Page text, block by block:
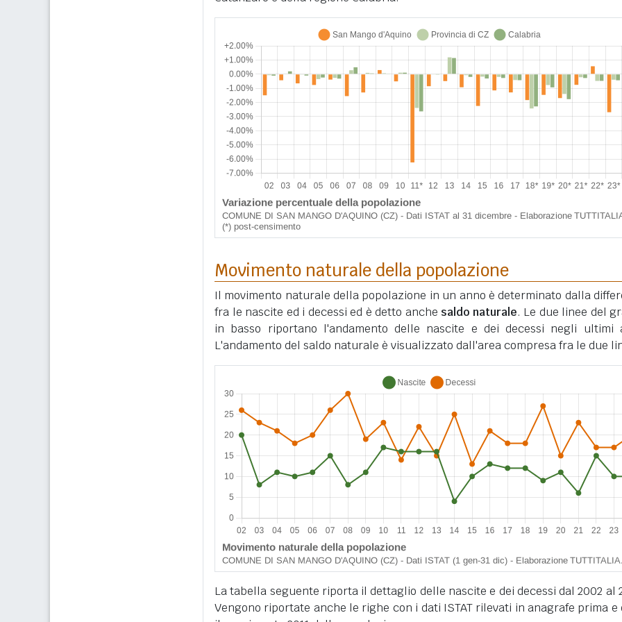
Movimento naturale della popolazione
Il movimento naturale della popolazione in un anno è determinato dalla
fra le nascite ed i decessi ed è detto anche saldo naturale. Le due linee del
in basso riportano l'andamento delle nascite e dei decessi negli ultimi
L'andamento del saldo naturale è visualizzato dall'area compresa fra le due
La tabella seguente riporta il dettaglio delle nascite e dei decessi dal 2002 al
Vengono riportate anche le righe con i dati ISTAT rilevati in anagrafe prima e